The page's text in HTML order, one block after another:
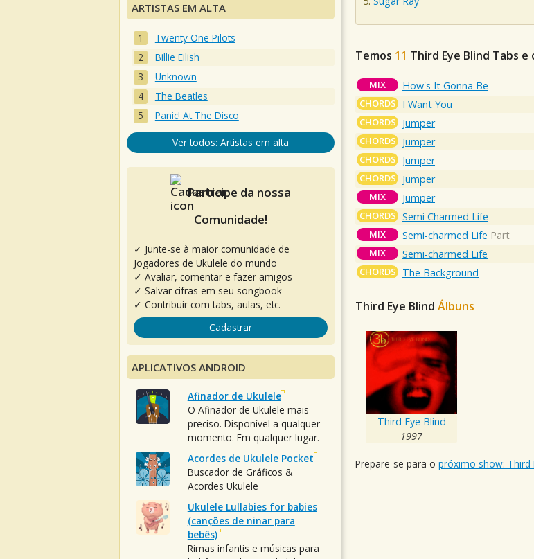
Temos 11 Third Eye Blind Tabs e
MIX How's It Gonna Be
CHORDS I Want You
CHORDS Jumper
CHORDS Jumper
CHORDS Jumper
CHORDS Jumper
MIX Jumper
CHORDS Semi Charmed Life
MIX Semi-charmed Life Part
MIX Semi-charmed Life
CHORDS The Background
Third Eye Blind Álbuns
Third Eye Blind
1997
Prepare-se para o próximo show: Third
ARTISTAS EM ALTA
Twenty One Pilots
Billie Eilish
Unknown
The Beatles
Panic! At The Disco
Ver todos: Artistas em alta
Participe da nossa
Comunidade!
✓ Junte-se à maior comunidade de
Jogadores de Ukulele do mundo
✓ Avaliar, comentar e fazer amigos
✓ Salvar cifras em seu songbook
✓ Contribuir com tabs, aulas, etc.
Cadastrar
APLICATIVOS ANDROID
Afinador de Ukulele
O Afinador de Ukulele mais
preciso. Disponível a qualquer
momento. Em qualquer lugar.
Acordes de Ukulele Pocket
Buscador de Gráficos &
Acordes Ukulele
Ukulele Lullabies for babies
(canções de ninar para
bebês)
Rimas infantis e músicas para